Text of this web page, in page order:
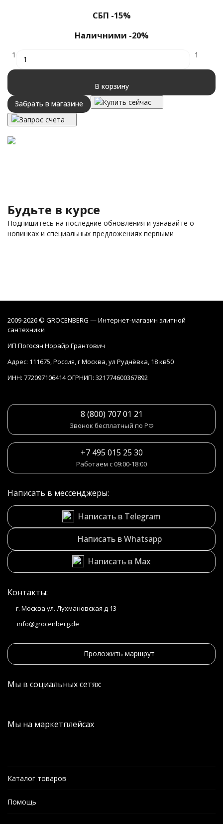
СБП -15%
Наличними -20%
1 1
В корзину
Забрать в магазине
Купить сейчас
Запрос счета
Будьте в курсе
Подпишитесь на последние обновления и узнавайте о
новинках и специальных предложениях первыми
2009-2026 © GROCENBERG — Интернет-магазин элитной
сантехники
ИП Погосян Норайр Грантович
Адрес: 111675, Россия, г Москва, ул Руднёвка, 18 кв50
ИНН: 772097106414 ОГРНИП: 321774600367892
8 (800) 707 01 21
Звонок бесплатный по РФ
+7 495 015 25 30
Работаем с 09:00-18:00
Написать в мессенджеры:
Написать в Telegram
Написать в Whatsapp
Написать в Max
Контакты:
г. Москва ул. Лухмановская д 13
info@grocenberg.de
Проложить маршрут
Мы в социальных сетях:
Мы на маркетплейсах
Каталог товаров
Помощь